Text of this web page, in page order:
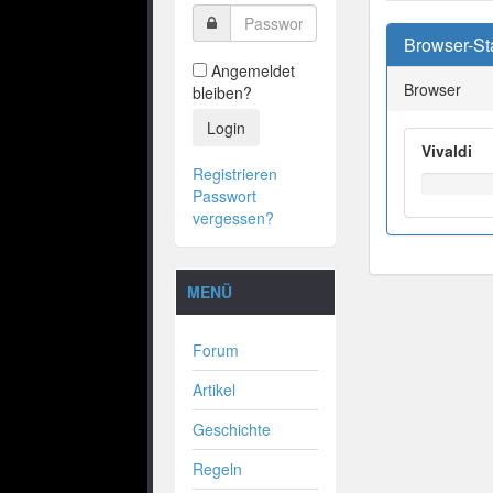
Angemeldet
bleiben?
Login
Registrieren
Passwort
vergessen?
MENÜ
Forum
Artikel
Geschichte
Regeln
Browser-
Browser
Vivaldi